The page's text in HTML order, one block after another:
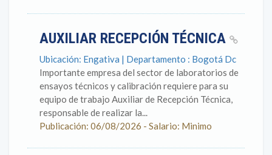
AUXILIAR RECEPCIÓN TÉCNICA
Ubicación: Engativa | Departamento : Bogotá Dc
Importante empresa del sector de laboratorios de
ensayos técnicos y calibración requiere para su
equipo de trabajo Auxiliar de Recepción Técnica,
responsable de realizar la...
Publicación: 06/08/2026 - Salario: Minimo